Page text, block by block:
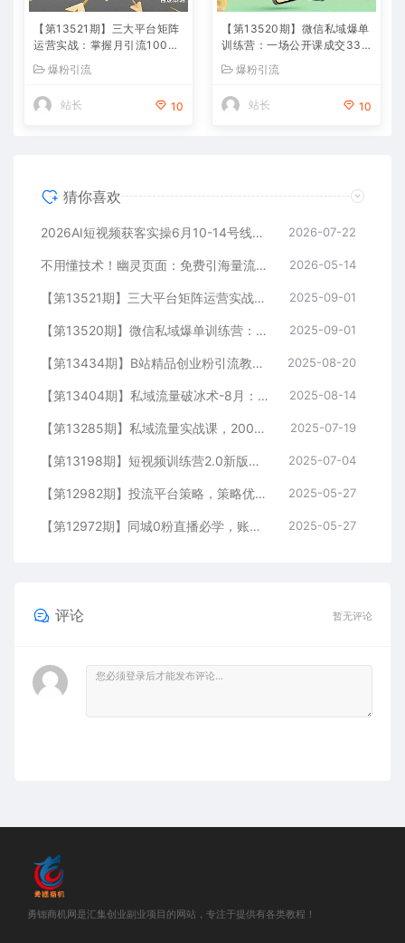
【第13521期】三大平台矩阵
运营实战：掌握月引流10000
策略
爆粉引流
站长 10
【第13520期】微信私域爆单
训练营：一场公开课成交33
变现术
爆粉引流
站长 10
猜你喜欢
2026AI短视频获客实操6月10-14号线下营，解决视频没流量无客户难题，全套脚本模板实现流量变现 2026-07-22
不用懂技术！幽灵页面：免费引海量流量，匿名做细分领域头部 2026-05-14
【第13521期】三大平台矩阵运营实战：掌握月引流10000+线索的矩阵打法与平台合规策略 2025-09-01
【第13520期】微信私域爆单训练营：一场公开课成交33单案例，99元自动训练营批量变现术 2025-09-01
【第13434期】B站精品创业粉引流教程，团队亲测有效全套引流技术 2025-08-20
【第13404期】私域流量破冰术-8月：52页SOP电子书、11小时录音及10+实战案例视频 2025-08-14
【第13285期】私域流量实战课，200人团队运营模型，矩阵引流技术，高客单私聊转化策略 2025-07-19
【第13198期】短视频训练营2.0新版，7大流量密码/钩子设计技巧/私域引流/DOU+投放指南 2025-07-04
【第12982期】投流平台策略，策略优化实操，解决投流5大痛点，4步实现精准引流 2025-05-27
【第12972期】同城0粉直播必学，账号定位，绿幕搭建，精准千粉引流实战攻略 2025-05-27
评论 暂无评论
勇锶商机网是汇集创业副业项目的网站，专注于提供有各类教程！